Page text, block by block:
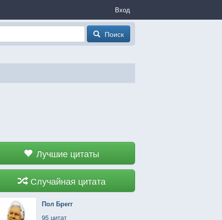
Вход
Поиск
Лучшие цитаты
Случайная цитата
Пол Брегг
95 цитат